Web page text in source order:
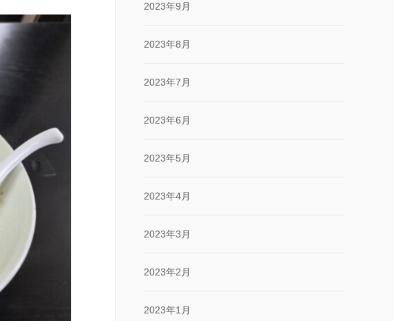
2023年9月
2023年8月
2023年7月
2023年6月
2023年5月
2023年4月
2023年3月
2023年2月
2023年1月